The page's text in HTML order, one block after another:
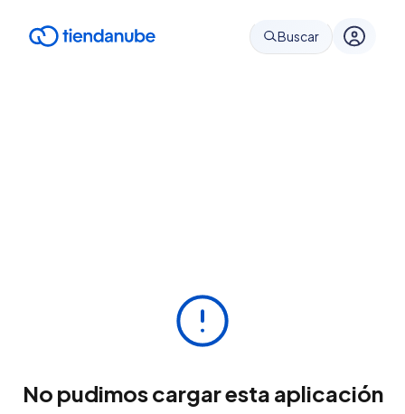
Buscar
No pudimos cargar esta aplicación